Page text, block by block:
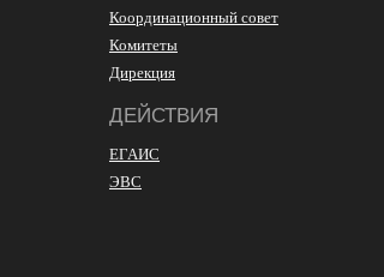
Координационный совет
Комитеты
Дирекция
ДЕЙСТВИЯ
ЕГАИС
ЭВС